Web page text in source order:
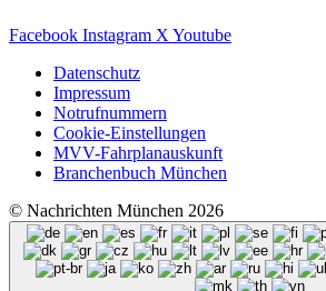
Facebook Instagram X Youtube
Datenschutz
Impressum
Notrufnummern
Cookie-Einstellungen
MVV-Fahrplanauskunft
Branchenbuch München
© Nachrichten München 2026